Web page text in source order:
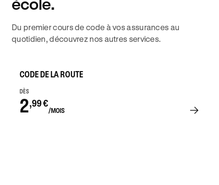
école.
Du premier cours de code à vos assurances au
quotidien, découvrez nos autres services.
CODE DE LA ROUTE
DÈS
2,99 €
/MOIS